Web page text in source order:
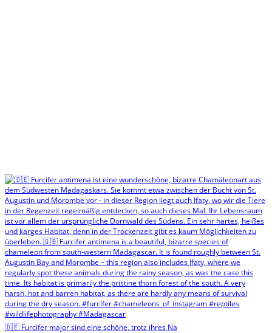
🇩🇪 Furcifer major sind eine schöne, trotz ihres Na